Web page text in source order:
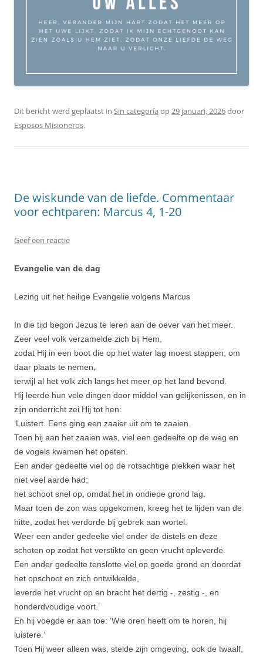
Dit bericht werd geplaatst in Sin categoría op29 januari, 2026door
Esposos Misioneros.
De wiskunde van de liefde. Commentaar
voor echtparen: Marcus 4, 1-20
Geef een reactie
Evangelie van de dag
Lezing uit het heilige Evangelie volgens Marcus
In die tijd begon Jezus te leren aan de oever van het meer.
Zeer veel volk verzamelde zich bij Hem,
zodat Hij in een boot die op het water lag moest stappen, om
daar plaats te nemen,
terwijl al het volk zich langs het meer op het land bevond.
Hij leerde hun vele dingen door middel van gelijkenis­sen, en in
zijn onderricht zei Hij tot hen:
‘Luistert. Eens ging een zaaier uit om te zaaien.
Toen hij aan het zaaien was, viel een gedeelte op de weg en
de vogels kwamen het opeten.
Een ander gedeelte viel op de rotsachtige plekken waar het
niet veel aarde had;
het schoot snel op, omdat het in ondiepe grond lag.
Maar toen de zon was opgekomen, kreeg het te lijden van de
hitte, zodat het verdorde bij gebrek aan wortel.
Weer een ander gedeelte viel onder de distels en deze
schoten op zodat het verstikte en geen vrucht opleverde.
Een ander gedeelte tenslotte viel op goede grond en doordat
het opschoot en zich ontwikkelde,
leverde het vrucht op en bracht het dertig ‑, zestig ‑, en
honderd­voudige voort.’
En hij voegde er aan toe: ‘Wie oren heeft om te horen, hij
luistere.’
Toen Hij weer alleen was, stelde zijn omgeving, ook de twaalf,